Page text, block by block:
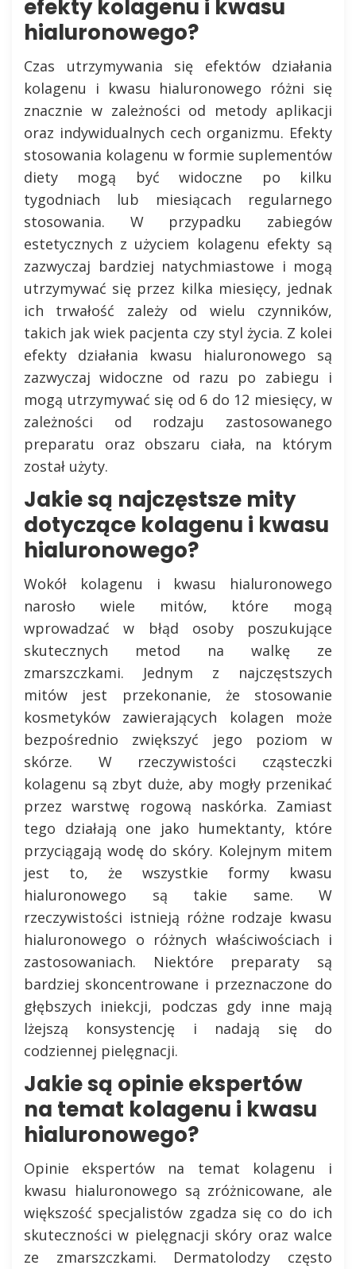
efekty kolagenu i kwasu
hialuronowego?
Czas utrzymywania się efektów działania
kolagenu i kwasu hialuronowego różni się
znacznie w zależności od metody aplikacji
oraz indywidualnych cech organizmu. Efekty
stosowania kolagenu w formie suplementów
diety mogą być widoczne po kilku
tygodniach lub miesiącach regularnego
stosowania. W przypadku zabiegów
estetycznych z użyciem kolagenu efekty są
zazwyczaj bardziej natychmiastowe i mogą
utrzymywać się przez kilka miesięcy, jednak
ich trwałość zależy od wielu czynników,
takich jak wiek pacjenta czy styl życia. Z kolei
efekty działania kwasu hialuronowego są
zazwyczaj widoczne od razu po zabiegu i
mogą utrzymywać się od 6 do 12 miesięcy, w
zależności od rodzaju zastosowanego
preparatu oraz obszaru ciała, na którym
został użyty.
Jakie są najczęstsze mity
dotyczące kolagenu i kwasu
hialuronowego?
Wokół kolagenu i kwasu hialuronowego
narosło wiele mitów, które mogą
wprowadzać w błąd osoby poszukujące
skutecznych metod na walkę ze
zmarszczkami. Jednym z najczęstszych
mitów jest przekonanie, że stosowanie
kosmetyków zawierających kolagen może
bezpośrednio zwiększyć jego poziom w
skórze. W rzeczywistości cząsteczki
kolagenu są zbyt duże, aby mogły przenikać
przez warstwę rogową naskórka. Zamiast
tego działają one jako humektanty, które
przyciągają wodę do skóry. Kolejnym mitem
jest to, że wszystkie formy kwasu
hialuronowego są takie same. W
rzeczywistości istnieją różne rodzaje kwasu
hialuronowego o różnych właściwościach i
zastosowaniach. Niektóre preparaty są
bardziej skoncentrowane i przeznaczone do
głębszych iniekcji, podczas gdy inne mają
lżejszą konsystencję i nadają się do
codziennej pielęgnacji.
Jakie są opinie ekspertów
na temat kolagenu i kwasu
hialuronowego?
Opinie ekspertów na temat kolagenu i
kwasu hialuronowego są zróżnicowane, ale
większość specjalistów zgadza się co do ich
skuteczności w pielęgnacji skóry oraz walce
ze zmarszczkami. Dermatolodzy często